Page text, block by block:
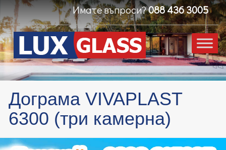
Имате въпроси?088 436 3005
Дограма VIVAPLAST
6300 (три камерна)